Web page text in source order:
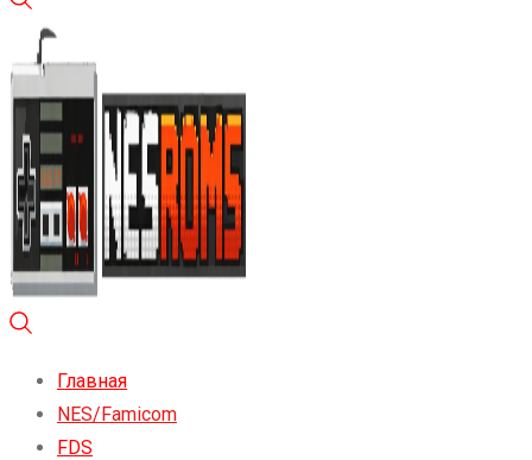
Главная
NES/Famicom
FDS